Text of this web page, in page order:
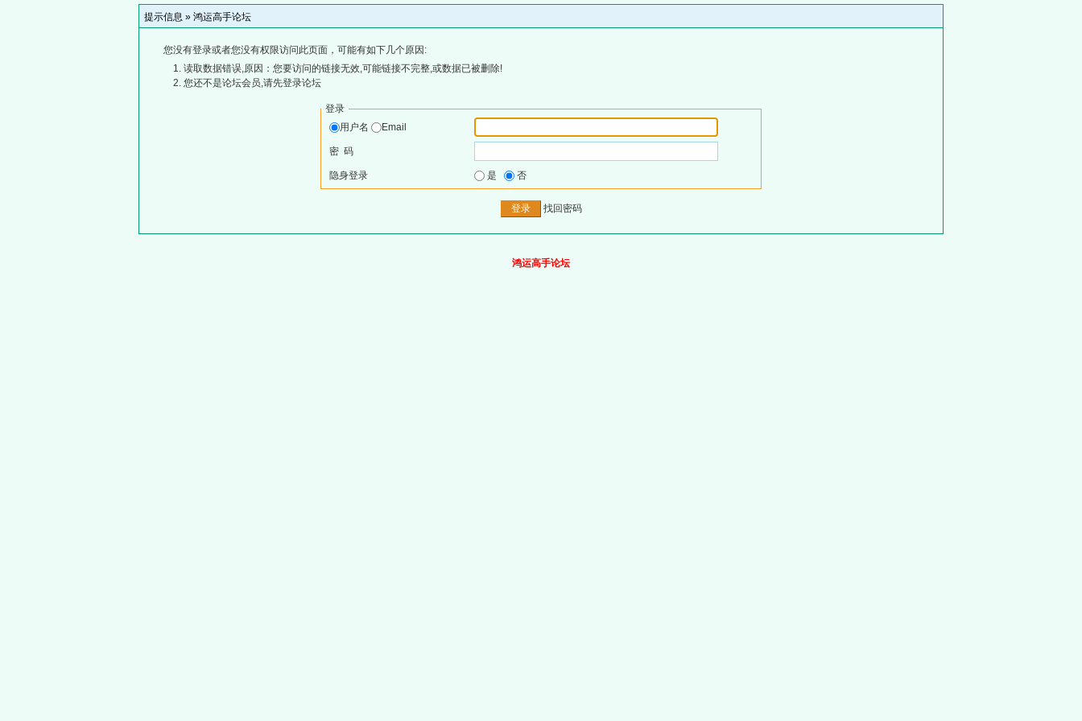
提示信息 » 鸿运高手论坛
您没有登录或者您没有权限访问此页面，可能有如下几个原因:
读取数据错误,原因：您要访问的链接无效,可能链接不完整,或数据已被删除!
您还不是论坛会员,请先登录论坛
登录
用户名
Email
密 码
隐身登录 是 否
找回密码
鸿运高手论坛